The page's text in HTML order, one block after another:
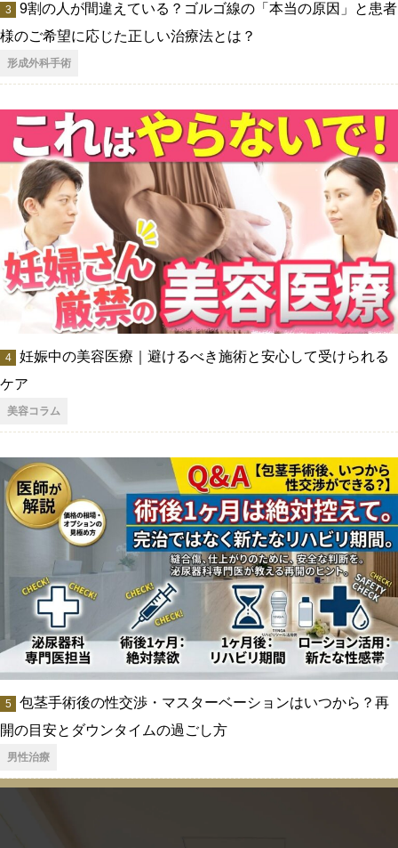
9割の人が間違えている？ゴルゴ線の「本当の原因」と患者
様のご希望に応じた正しい治療法とは？
形成外科手術
妊娠中の美容医療｜避けるべき施術と安心して受けられる
ケア
美容コラム
包茎手術後の性交渉・マスターベーションはいつから？再
開の目安とダウンタイムの過ごし方
男性治療